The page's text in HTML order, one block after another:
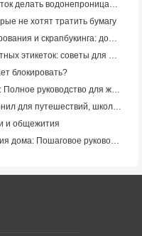
Могут ли принтеры термических этикеток делать водонепроницаемые этикетки для продуктов малого бизнеса?
не хотят тратить бумагу
Лучший цветовый ярлык для журналирования и скрапбукинга: добавьте больше цвета на каждую страницу
Ручнописьмо против печати транспортных этикеток: советы для малого бизнеса в 2026 году
блокировать?
Как выбрать карманный фотопринтер: Полное руководство для журналистов, путешественников и пользователей iPhone
Лучший портативный принтер без чернил для путешествий, школы и мобильной работы: Hanin MT620 Pro Review
и общежития
Как сделать этикетки продуктов питания дома: Пошаговое руководство для малого пищевого бизнеса